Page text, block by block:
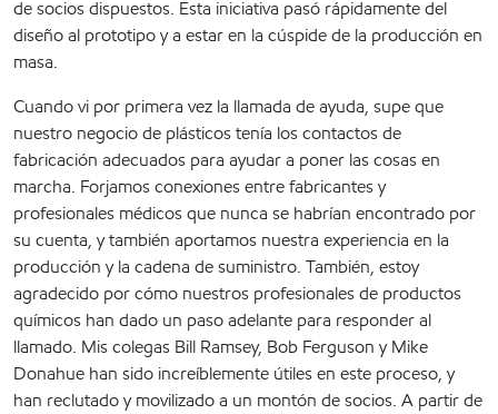
de socios dispuestos. Esta iniciativa pasó rápidamente del
diseño al prototipo y a estar en la cúspide de la producción en
masa.
Cuando vi por primera vez la llamada de ayuda, supe que
nuestro negocio de plásticos tenía los contactos de
fabricación adecuados para ayudar a poner las cosas en
marcha. Forjamos conexiones entre fabricantes y
profesionales médicos que nunca se habrían encontrado por
su cuenta, y también aportamos nuestra experiencia en la
producción y la cadena de suministro. También, estoy
agradecido por cómo nuestros profesionales de productos
químicos han dado un paso adelante para responder al
llamado. Mis colegas Bill Ramsey, Bob Ferguson y Mike
Donahue han sido increíblemente útiles en este proceso, y
han reclutado y movilizado a un montón de socios. A partir de